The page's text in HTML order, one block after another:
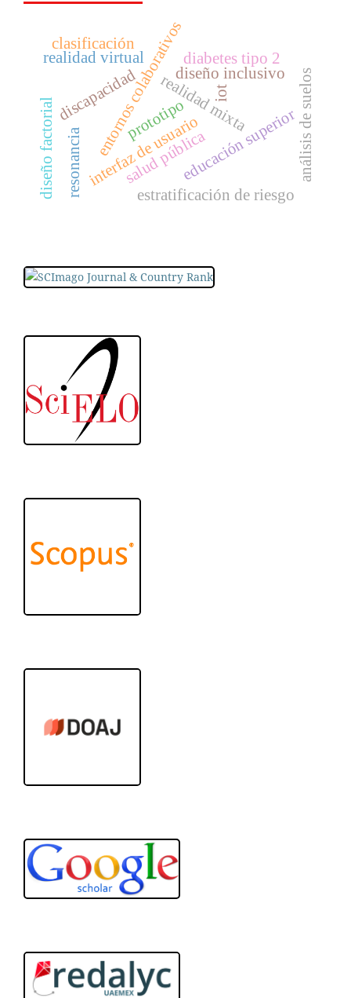
realidad mixta
educación superior
entornos colaborativos
realidad virtual
diseño inclusivo
interfaz de usuario
discapacidad
diabetes tipo 2
estratificación de riesgo
salud pública
resonancia
diseño factorial análisis de suelos
iot
clasificación
prototipo